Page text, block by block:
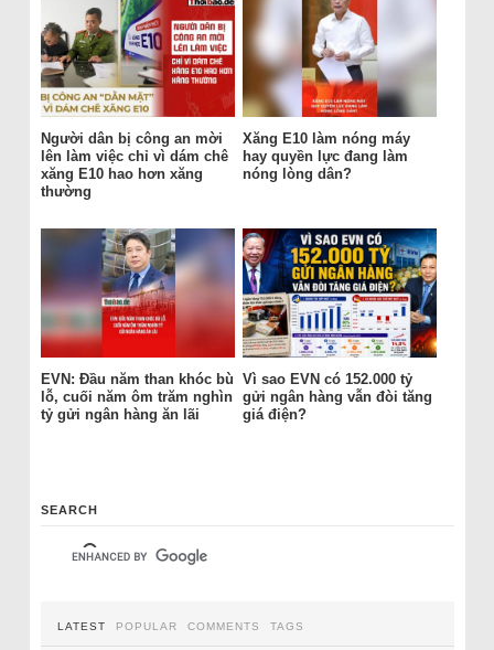
Người dân bị công an mời
lên làm việc chỉ vì dám chê
xăng E10 hao hơn xăng
thường
Xăng E10 làm nóng máy
hay quyền lực đang làm
nóng lòng dân?
EVN: Đầu năm than khóc bù
lỗ, cuối năm ôm trăm nghìn
tỷ gửi ngân hàng ăn lãi
Vì sao EVN có 152.000 tỷ
gửi ngân hàng vẫn đòi tăng
giá điện?
SEARCH
LATEST POPULAR COMMENTS TAGS